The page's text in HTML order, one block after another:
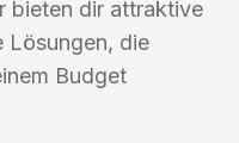
bieten dir attraktive
Lösungen, die
Budget